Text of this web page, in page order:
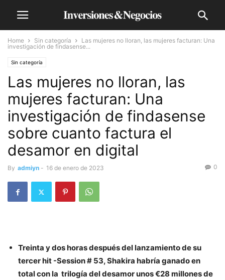
Home Sin categoría
Las mujeres no lloran, las mujeres facturan: Una
investigación de findasense...
Sin categoría
Las mujeres no lloran, las
mujeres facturan: Una
investigación de findasense
sobre cuanto factura el
desamor en digital
By admiyn - 16 de enero de 2023 0
Treinta y dos horas después del lanzamiento de su
tercer hit -Session # 53, Shakira habría ganado en
total con la trilogía del desamor unos €28 millones de